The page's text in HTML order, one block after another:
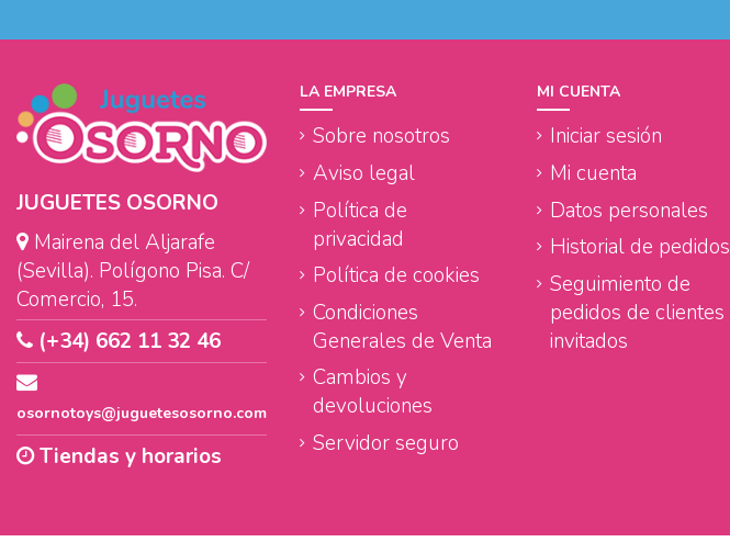
JUGUETES OSORNO
Mairena del Aljarafe
(Sevilla). Polígono Pisa. C/
Comercio, 15.
(+34) 662 11 32 46
osornotoys@juguetesosorno.com
Tiendas y horarios
LA EMPRESA
Sobre nosotros
Aviso legal
Política de
privacidad
Política de cookies
Condiciones
Generales de Venta
Cambios y
devoluciones
Servidor seguro
MI CUENTA
Iniciar sesión
Mi cuenta
Datos personales
Historial de pedidos
Seguimiento de
pedidos de clientes
invitados